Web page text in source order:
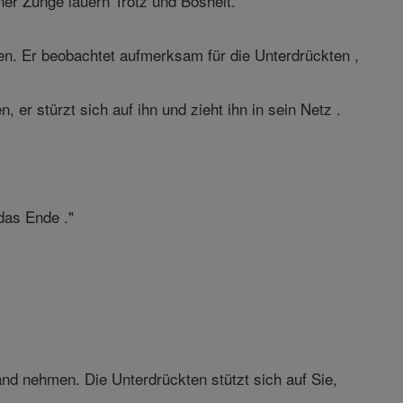
Er beobachtet aufmerksam für die Unterdrückten ,
er stürzt sich auf ihn und zieht ihn in sein Netz .
Ende ."
nehmen. Die Unterdrückten stützt sich auf Sie,